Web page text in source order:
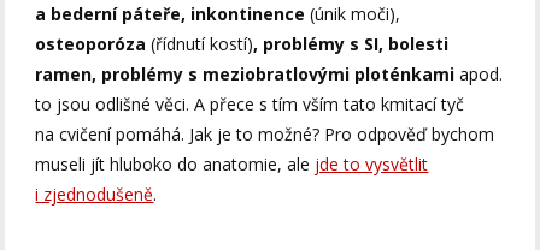
a bederní páteře, inkontinence(únik moči),
osteoporóza(řídnutí kostí), problémy s SI, bolesti
ramen, problémy s meziobratlovými ploténkami apod.
to jsou odlišné věci. A přece s tím vším tato kmitací tyč
na cvičení pomáhá. Jak je to možné? Pro odpověď bychom
museli jít hluboko do anatomie, ale jde to vysvětlit
i zjednodušeně.